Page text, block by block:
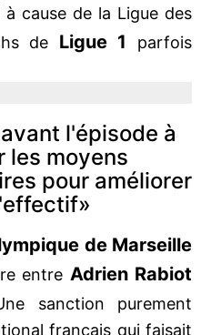
à cause de la Ligue des
de Ligue 1
parfois
l'épisode à
les moyens
pour améliorer
de Marseille
entre Adrien Rabiot
sanction purement
français qui faisait